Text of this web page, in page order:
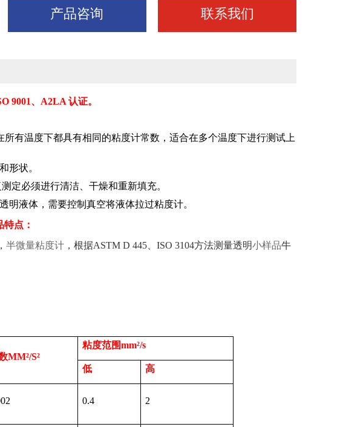
产品咨询 联系我们
9001、 A2LA 认证。
有温度下都具有相同的粘度计常数，适合在多个温度下进行测试上
形状。
定必须进行清洁、干燥和重新填充。
明液体，需要控制真空将液体拉过粘度计。
点：
半微量粘度计 ，根据ASTM D 445 ISO 3104方法测量透明小样品牛
MM²/S²
粘度范围mm²/s
低 高
0.4 2